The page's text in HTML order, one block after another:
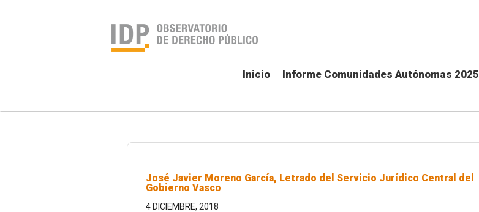
Inicio Informe Comunidades Autónomas 2025
José Javier Moreno García, Letrado del Servicio Jurídico Central del
Gobierno Vasco
4 DICIEMBRE, 2018